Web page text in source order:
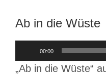
Ab in die Wüste
Audio-
Player
00:00
„Ab in die Wüste“